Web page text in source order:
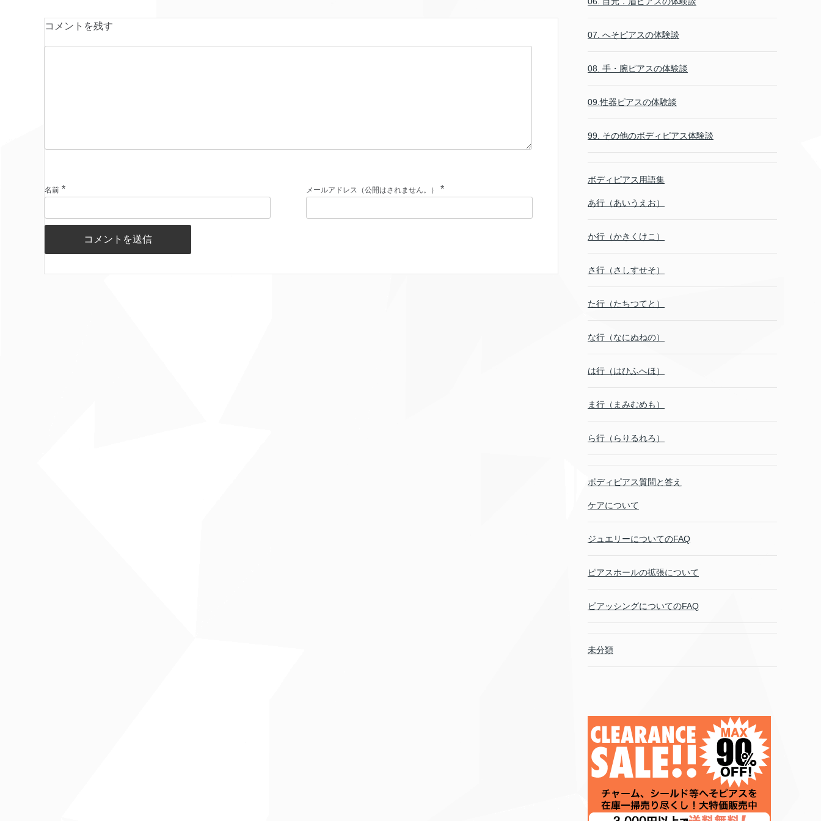
コメントを残す
名前 * メールアドレス（公開はされません。） *
07. へそピアスの体験談
08. 手・腕ピアスの体験談
09.性器ピアスの体験談
99. その他のボディピアス体験談
ボディピアス用語集
あ行（あいうえお）
か行（かきくけこ）
さ行（さしすせそ）
た行（たちつてと）
な行（なにぬねの）
は行（はひふへほ）
ま行（まみむめも）
ら行（らりるれろ）
ボディピアス質問と答え
ケアについて
ジュエリーについてのFAQ
ピアスホールの拡張について
ピアッシングについてのFAQ
未分類